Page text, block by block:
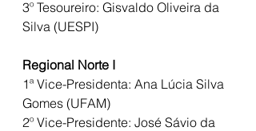
3º Tesoureiro: Gisvaldo Oliveira da
Silva (UESPI)
Regional Norte I
1ª Vice-Presidenta: Ana Lúcia Silva
Gomes (UFAM)
2º Vice-Presidente: José Sávio da